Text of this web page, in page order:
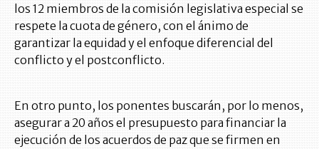
los 12 miembros de la comisión legislativa especial se
respete la cuota de género, con el ánimo de
garantizar la equidad y el enfoque diferencial del
conflicto y el postconflicto.
En otro punto, los ponentes buscarán, por lo menos,
asegurar a 20 años el presupuesto para financiar la
ejecución de los acuerdos de paz que se firmen en